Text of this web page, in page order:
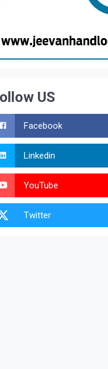
US
Facebook
Linkedin
YouTube
Twitter